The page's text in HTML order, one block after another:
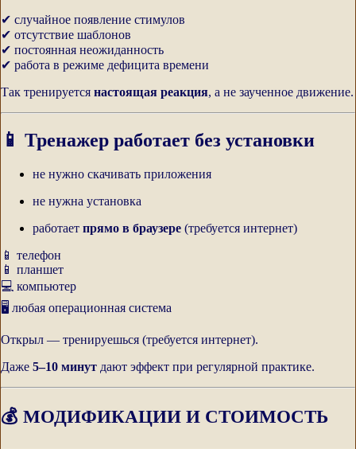
✔ случайное появление стимулов
✔ отсутствие шаблонов
✔ постоянная неожиданность
✔ работа в режиме дефицита времени
Так тренируется настоящая реакция, а не заученное движение.
📱 Тренажер работает без установки
не нужно скачивать приложения
не нужна установка
работает прямо в браузере (требуется интернет)
📱 телефон
📱 планшет
💻 компьютер
🖥 любая операционная система
Открыл — тренируешься (требуется интернет).
Даже 5–10 минут дают эффект при регулярной практике.
💰 МОДИФИКАЦИИ И СТОИМОСТЬ